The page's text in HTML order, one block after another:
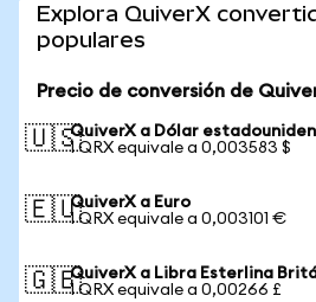
Explora QuiverX
populares
Precio de conversión de
🇺🇸QuiverX a Dólar
1 QRX equivale a 0,003583 $
🇪🇺QuiverX a Euro
1 QRX equivale a 0,003101 €
🇬🇧QuiverX a Libra Esterlina
1 QRX equivale a 0,00266 £